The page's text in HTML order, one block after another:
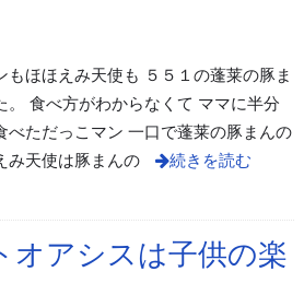
もほほえみ天使も ５５１の蓬莱の豚ま
。 食べ方がわからなくて ママに半分
べただっこマン 一口で蓬莱の豚まんの
み天使は豚まんの
続きを読む
オアシスは子供の楽